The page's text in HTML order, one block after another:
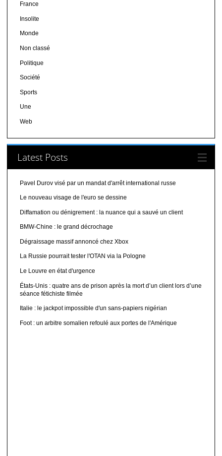
France
Insolite
Monde
Non classé
Politique
Société
Sports
Une
Web
Latest Posts
Pavel Durov visé par un mandat d'arrêt international russe
Le nouveau visage de l'euro se dessine
Diffamation ou dénigrement : la nuance qui a sauvé un client
BMW-Chine : le grand décrochage
Dégraissage massif annoncé chez Xbox
La Russie pourrait tester l'OTAN via la Pologne
Le Louvre en état d'urgence
États-Unis : quatre ans de prison après la mort d’un client lors d’une
séance fétichiste filmée
Italie : le jackpot impossible d'un sans-papiers nigérian
Foot : un arbitre somalien refoulé aux portes de l'Amérique